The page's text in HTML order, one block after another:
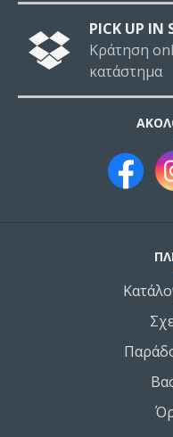
PICK UP IN
Κράτηση
κατάστημα